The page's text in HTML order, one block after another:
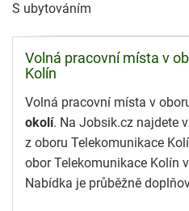
S ubytováním
Volná pracovní místa v
Kolín
Volná pracovní místa v
okolí. Na Jobsik.cz najdete
z oboru Telekomunikace
obor Telekomunikace Kolín
Nabídka je průběžně